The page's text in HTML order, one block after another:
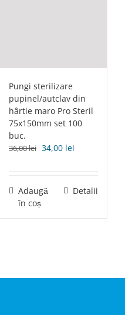
Pungi sterilizare
pupinel/autclav din
hârtie maro Pro Steril
75x150mm set 100
buc.
36,00lei Prețul
36,00 lei.
34,00 lei
Adaugă
în coș
Detalii